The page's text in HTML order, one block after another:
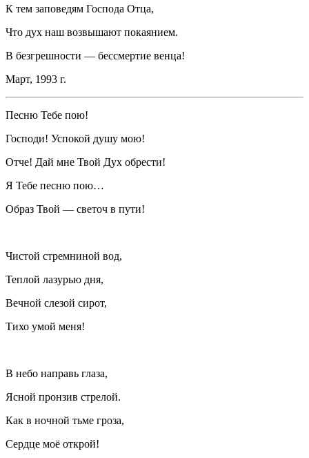
К тем заповедям Господа Отца,
Что дух наш возвышают покаянием.
В безгрешности — бессмертие венца!
Март, 1993 г.
Песню Тебе пою!
Господи! Успокой душу мою!
Отче! Дай мне Твой Дух обрести!
Я Тебе песню пою…
Образ Твой — светоч в пути!
Чистой стремниной вод,
Теплой лазурью дня,
Вечной слезой сирот,
Тихо умой меня!
В небо направь глаза,
Ясной пронзив стрелой.
Как в ночной тьме гроза,
Сердце моё открой!